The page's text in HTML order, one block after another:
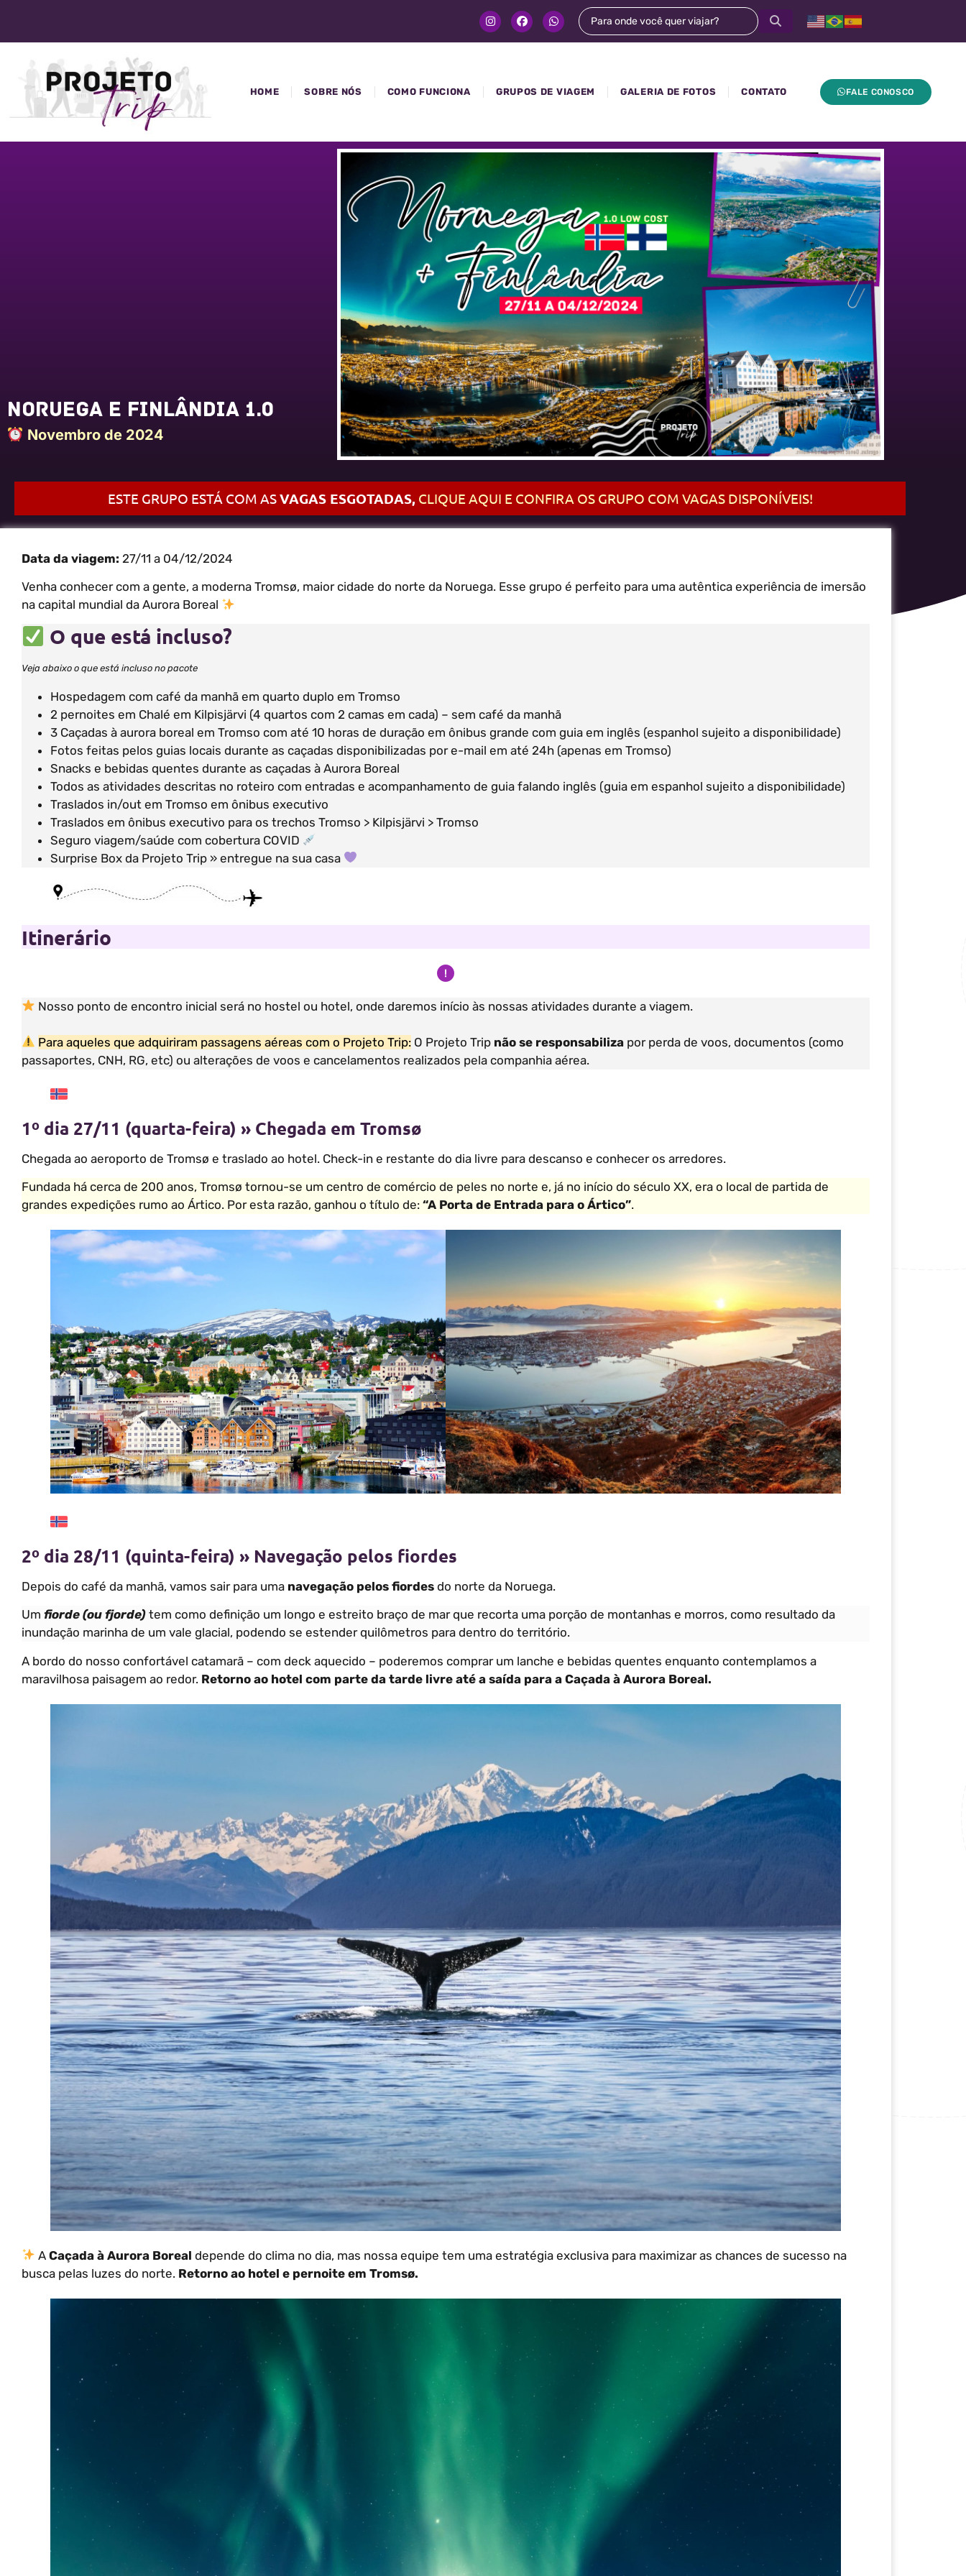
HOME SOBRE NÓS COMO FUNCIONA GRUPOS DE VIAGEM GALERIA DE FOTOS CONTATO FALE CONOSCO
Noruega e Finlândia 1.0
Novembro de 2024
ESTE GRUPO ESTÁ COM ASVAGAS ESGOTADAS, CLIQUE AQUI E CONFIRA OS GRUPO COM VAGAS DISPONÍVEIS!
Data da viagem: 27/11 a 04/12/2024
Venha conhecer com a gente, a moderna Tromsø, maior cidade do norte da Noruega. Esse grupo é perfeito para uma autêntica experiência de imersão
na capital mundial da Aurora Boreal
O que está incluso?
Veja abaixo o que está incluso no pacote
Hospedagem com café da manhã em quarto duplo em Tromso
2 pernoites em Chalé em Kilpisjärvi (4 quartos com 2 camas em cada) – sem café da manhã
3 Caçadas à aurora boreal em Tromso com até 10 horas de duração em ônibus grande com guia em inglês (espanhol sujeito a disponibilidade)
Fotos feitas pelos guias locais durante as caçadas disponibilizadas por e-mail em até 24h (apenas em Tromso)
Snacks e bebidas quentes durante as caçadas à Aurora Boreal
Todos as atividades descritas no roteiro com entradas e acompanhamento de guia falando inglês (guia em espanhol sujeito a disponibilidade)
Traslados in/out em Tromso em ônibus executivo
Traslados em ônibus executivo para os trechos Tromso > Kilpisjärvi > Tromso
Seguro viagem/saúde com cobertura COVID
Surprise Box da Projeto Trip » entregue na sua casa
Itinerário
Nosso ponto de encontro inicial será no hostel ou hotel, onde daremos início às nossas atividades durante a viagem.
Para aqueles que adquiriram passagens aéreas com o Projeto Trip: O Projeto Trip não se responsabiliza por perda de voos, documentos (como
passaportes, CNH, RG, etc) ou alterações de voos e cancelamentos realizados pela companhia aérea.
1º dia 27/11 (quarta-feira) » Chegada em Tromsø
Chegada ao aeroporto de Tromsø e traslado ao hotel. Check-in e restante do dia livre para descanso e conhecer os arredores.
Fundada há cerca de 200 anos, Tromsø tornou-se um centro de comércio de peles no norte e, já no início do século XX, era o local de partida de
grandes expedições rumo ao Ártico. Por esta razão, ganhou o título de: “A Porta de Entrada para o Ártico”.
2º dia 28/11 (quinta-feira) » Navegação pelos fiordes
Depois do café da manhã, vamos sair para uma navegação pelos fiordes do norte da Noruega.
Um fiorde (ou fjorde) tem como definição um longo e estreito braço de mar que recorta uma porção de montanhas e morros, como resultado da
inundação marinha de um vale glacial, podendo se estender quilômetros para dentro do território.
A bordo do nosso confortável catamarã – com deck aquecido – poderemos comprar um lanche e bebidas quentes enquanto contemplamos a
maravilhosa paisagem ao redor. Retorno ao hotel com parte da tarde livre até a saída para a Caçada à Aurora Boreal.
ACaçada à Aurora Borealdepende do clima no dia, mas nossa equipe tem uma estratégia exclusiva para maximizar as chances de sucesso na
busca pelas luzes do norte. Retorno ao hotel e pernoite em Tromsø.